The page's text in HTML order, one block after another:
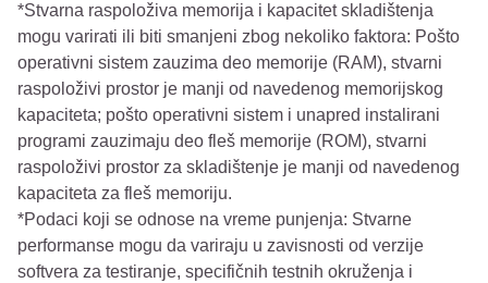
*Stvarna raspoloživa memorija i kapacitet skladištenja
mogu varirati ili biti smanjeni zbog nekoliko faktora: Pošto
operativni sistem zauzima deo memorije (RAM), stvarni
raspoloživi prostor je manji od navedenog memorijskog
kapaciteta; pošto operativni sistem i unapred instalirani
programi zauzimaju deo fleš memorije (ROM), stvarni
raspoloživi prostor za skladištenje je manji od navedenog
kapaciteta za fleš memoriju.
*Podaci koji se odnose na vreme punjenja: Stvarne
performanse mogu da variraju u zavisnosti od verzije
softvera za testiranje, specifičnih testnih okruženja i